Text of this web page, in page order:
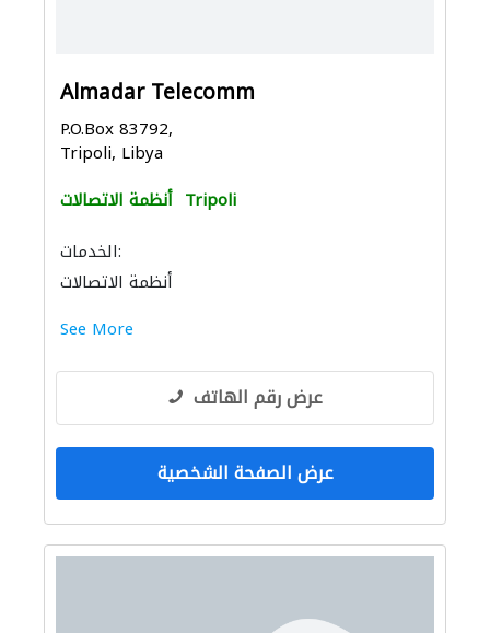
Almadar Telecomm
P.O.Box 83792,
Tripoli, Libya
أنظمة الاتصالات Tripoli
الخدمات:
أنظمة الاتصالات
See More
عرض رقم الهاتف
عرض الصفحة الشخصية